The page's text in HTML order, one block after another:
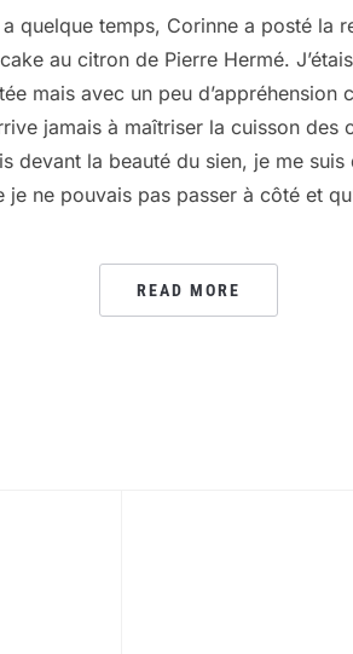
quelque temps, Corinne a posté la
au citron de Pierre Hermé.
mais avec un peu d’appréhension
jamais à maîtriser la cuisson des
devant la beauté du sien, je me suis
je ne pouvais pas passer à côté et
READ MORE